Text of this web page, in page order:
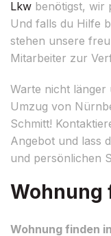
Lkw benötigst, wir
Und falls du Hilfe
stehen unsere
Mitarbeiter zur
Warte nicht länger
Umzug von
Schmitt!
Angebot und lass
und persönlichen
Wohnung
Wohnung finden